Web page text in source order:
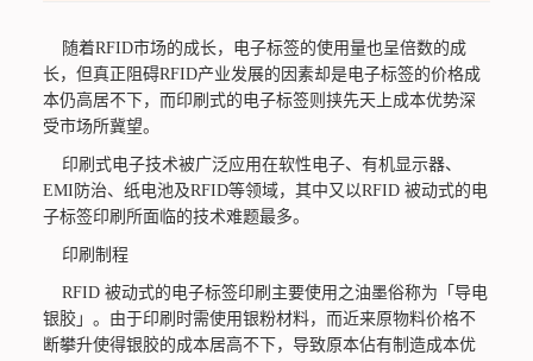
随着RFID市场的成长，电子标签的使用量也呈倍数的成
长，但真正阻碍RFID产业发展的因素却是电子标签的价格成
本仍高居不下，而印刷式的电子标签则挟先天上成本优势深
受市场所冀望。
印刷式电子技术被广泛应用在软性电子、有机显示器、
EMI防治、纸电池及RFID等领域，其中又以RFID 被动式的电
子标签印刷所面临的技术难题最多。
印刷制程
RFID 被动式的电子标签印刷主要使用之油墨俗称为「导电
银胶」。由于印刷时需使用银粉材料，而近来原物料价格不
断攀升使得银胶的成本居高不下，导致原本佔有制造成本优